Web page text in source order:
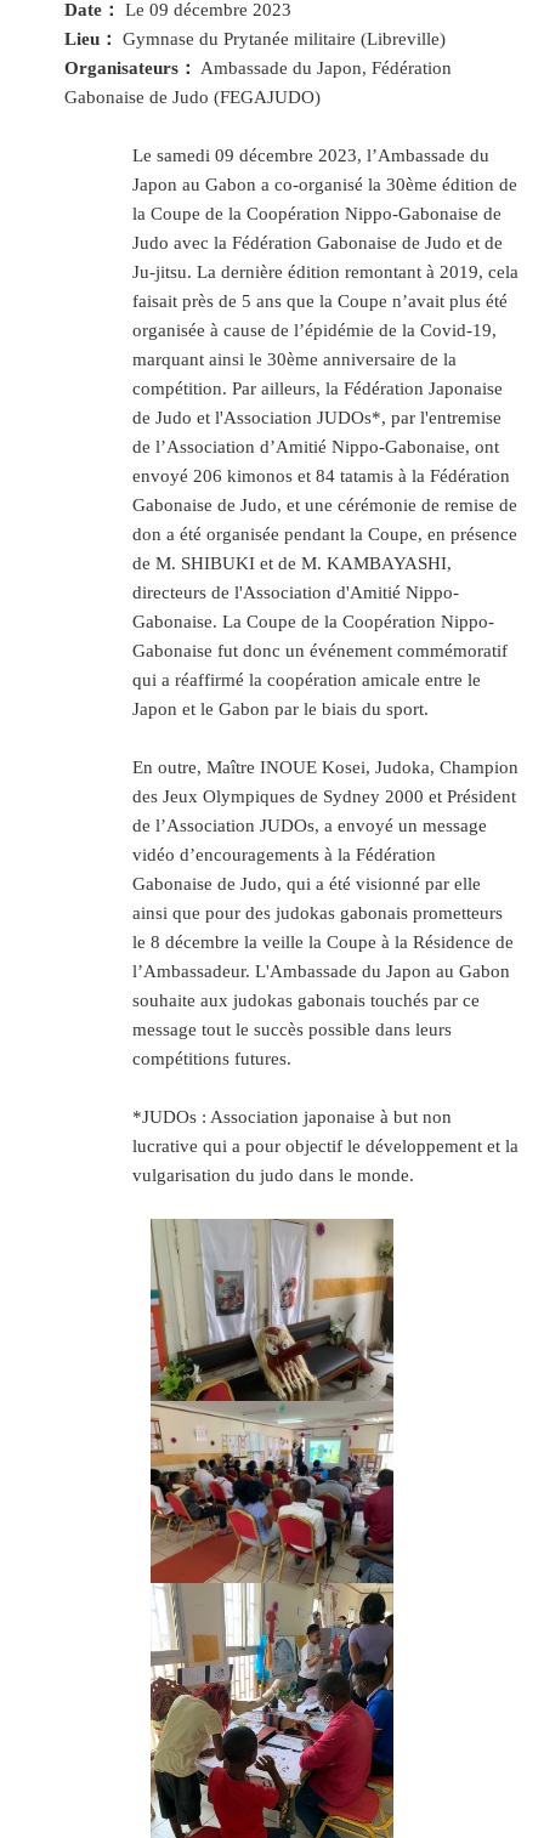
Date：
Le 09 décembre 2023
Lieu：
Gymnase du Prytanée militaire (Libreville)
Organisateurs：
Ambassade du Japon, Fédération
Gabonaise de Judo (FEGAJUDO)
Le samedi 09 décembre 2023, l’Ambassade du
Japon au Gabon a co-organisé la 30ème édition de
la Coupe de la Coopération Nippo-Gabonaise de
Judo avec la Fédération Gabonaise de Judo et de
Ju-jitsu. La dernière édition remontant à 2019, cela
faisait près de 5 ans que la Coupe n’avait plus été
organisée à cause de l’épidémie de la Covid-19,
marquant ainsi le 30ème anniversaire de la
compétition. Par ailleurs, la Fédération Japonaise
de Judo et l'Association JUDOs*, par l'entremise
de l’Association d’Amitié Nippo-Gabonaise, ont
envoyé 206 kimonos et 84 tatamis à la Fédération
Gabonaise de Judo, et une cérémonie de remise de
don a été organisée pendant la Coupe, en présence
de M. SHIBUKI et de M. KAMBAYASHI,
directeurs de l'Association d'Amitié Nippo-
Gabonaise. La Coupe de la Coopération Nippo-
Gabonaise fut donc un événement commémoratif
qui a réaffirmé la coopération amicale entre le
Japon et le Gabon par le biais du sport.
En outre, Maître INOUE Kosei, Judoka, Champion
des Jeux Olympiques de Sydney 2000 et Président
de l’Association JUDOs, a envoyé un message
vidéo d’encouragements à la Fédération
Gabonaise de Judo, qui a été visionné par elle
ainsi que pour des judokas gabonais prometteurs
le 8 décembre la veille la Coupe à la Résidence de
l’Ambassadeur. L'Ambassade du Japon au Gabon
souhaite aux judokas gabonais touchés par ce
message tout le succès possible dans leurs
compétitions futures.
*JUDOs : Association japonaise à but non
lucrative qui a pour objectif le développement et la
vulgarisation du judo dans le monde.